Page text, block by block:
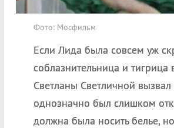
Фото: Мосфильм
Если Лида была совсем уж
соблазнительница и
Светланы Светличной
однозначно был слишком
должна была носить белье,